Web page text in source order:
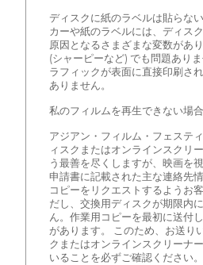
ディスクに紙のラベルは貼らな
カーや紙のラベルには、ディス
原因となるさまざまな変数があ
(シャーピーなど) でも問題あり
ラフィックが表面に直接印刷さ
ありません。
私のフィルムを再生できない場
アジアン・フィルム・フェステ
ィスクまたはオンラインスクリ
う最善を尽くしますが、映画を
申請書に記載された主な連絡先
コピーをリクエストするようお
だし、交換用ディスクが期限内
ん。作業用コピーを最初に送付
があります。 このため、お送り
クまたはオンラインスクリーナ
いることを必ずご確認ください。